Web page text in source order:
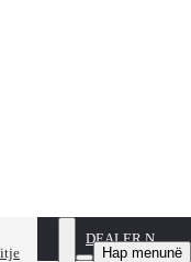
DEALER NAME
Hap menunë